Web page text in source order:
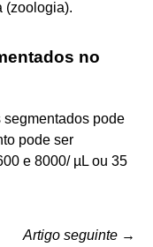
(zoologia).
no
pode
pode ser
e 8000/ µL ou 35
Artigo seguinte →